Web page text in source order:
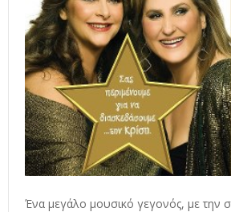
Ένα μεγάλο μουσικό γεγονός, με την